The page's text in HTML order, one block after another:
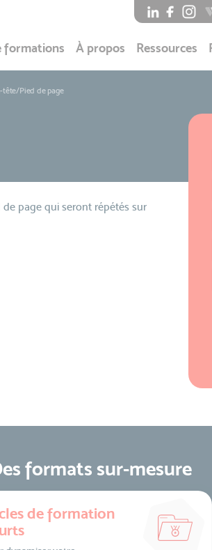
formations À propos Ressources
tête/Pied de page
page qui seront répétés sur
formats sur-mesure
de formation